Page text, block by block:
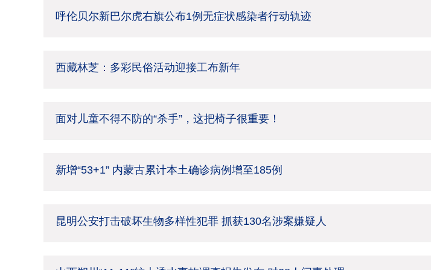
呼伦贝尔新巴尔虎右旗公布1例无症状感染者行动轨迹
西藏林芝：多彩民俗活动迎接工布新年
面对儿童不得不防的“杀手”，这把椅子很重要！
新增“53+1” 内蒙古累计本土确诊病例增至185例
昆明公安打击破坏生物多样性犯罪 抓获130名涉案嫌疑人